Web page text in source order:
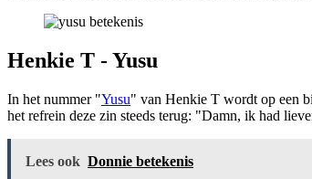
Henkie T - Yusu
In het nummer "Yusu" van Henkie T wordt op een
het refrein deze zin steeds terug: "Damn, ik had
Lees ook Donnie betekenis